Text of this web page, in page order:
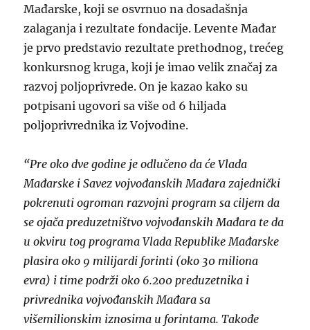
Mađarske, koji se osvrnuo na dosadašnja
zalaganja i rezultate fondacije. Levente Mađar
je prvo predstavio rezultate prethodnog, trećeg
konkursnog kruga, koji je imao velik značaj za
razvoj poljoprivrede. On je kazao kako su
potpisani ugovori sa više od 6 hiljada
poljoprivrednika iz Vojvodine.
“Pre oko dve godine je odlučeno da će Vlada
Mađarske i Savez vojvođanskih Mađara zajednički
pokrenuti ogroman razvojni program sa ciljem da
se ojača preduzetništvo vojvođanskih Mađara te da
u okviru tog programa Vlada Republike Mađarske
plasira oko 9 milijardi forinti (oko 30 miliona
evra) i time podrži oko 6.200 preduzetnika i
privrednika vojvođanskih Mađara sa
višemilionskim iznosima u forintama. Takođe